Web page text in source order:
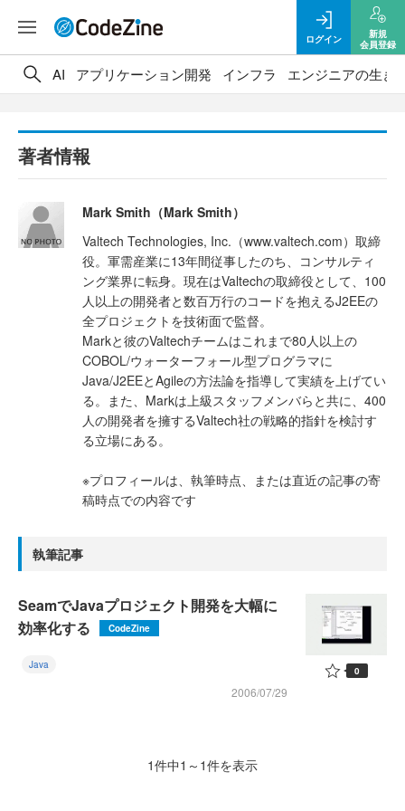
ログイン
新規
会員登録
AI アプリケーション開発 インフラ エンジニアの生き
著者情報
Mark Smith（Mark Smith）
Valtech Technologies, Inc.（www.valtech.com）取締
役。軍需産業に13年間従事したのち、コンサルティ
ング業界に転身。現在はValtechの取締役として、100
人以上の開発者と数百万行のコードを抱えるJ2EEの
全プロジェクトを技術面で監督。
Markと彼のValtechチームはこれまで80人以上の
COBOL/ウォーターフォール型プログラマに
Java/J2EEとAgileの方法論を指導して実績を上げてい
る。また、Markは上級スタッフメンバらと共に、400
人の開発者を擁するValtech社の戦略的指針を検討す
る立場にある。
※プロフィールは、執筆時点、または直近の記事の寄
稿時点での内容です
執筆記事
SeamでJavaプロジェクト開発を大幅に
効率化する
CodeZine
Java
2006/07/29
0
1件中1～1件を表示